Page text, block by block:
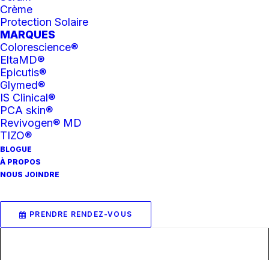
Crème
Protection Solaire
MARQUES
Colorescience®
EltaMD®
Epicutis®
Glymed®
IS Clinical®
PCA skin®
Revivogen® MD
TIZO®
BLOGUE
À PROPOS
NOUS JOINDRE
PRENDRE RENDEZ-VOUS
Quench, Crème nourrissante Osmosis